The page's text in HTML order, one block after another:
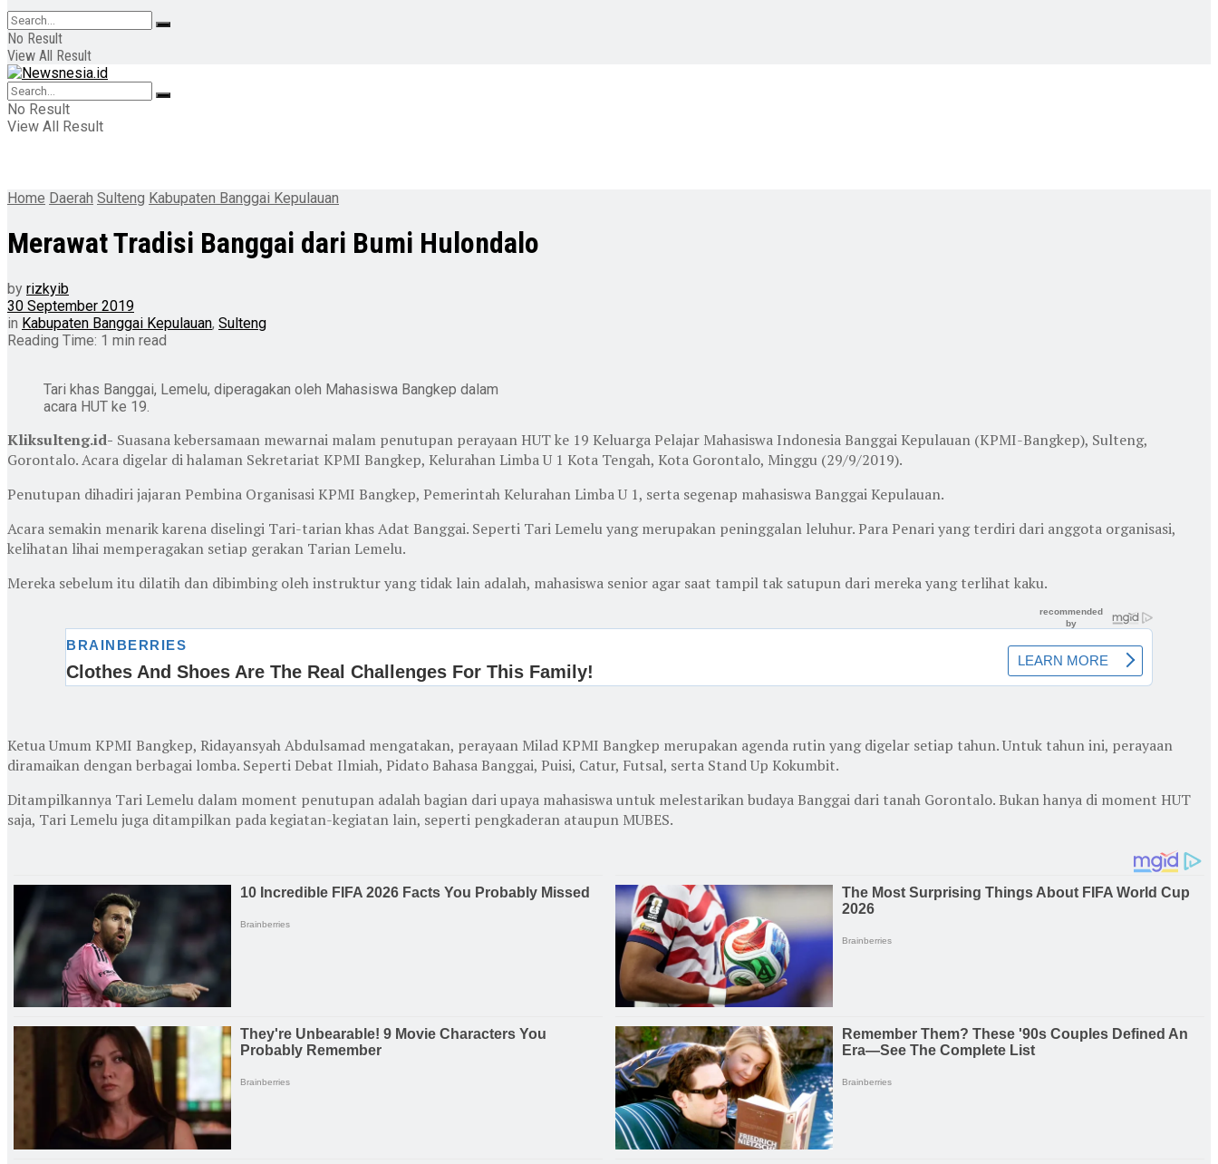
No Result
View All Result
No Result
View All Result
Home Daerah Sulteng Kabupaten Banggai Kepulauan
Merawat Tradisi Banggai dari Bumi Hulondalo
by rizkyib
30 September 2019
in Kabupaten Banggai Kepulauan, Sulteng
Reading Time: 1 min read
Tari khas Banggai, Lemelu, diperagakan oleh Mahasiswa Bangkep dalam
acara HUT ke 19.
Kliksulteng.id- Suasana kebersamaan mewarnai malam penutupan perayaan HUT ke 19 Keluarga Pelajar Mahasiswa Indonesia Banggai Kepulauan (KPMI-Bangkep), Sulteng,
Gorontalo. Acara digelar di halaman Sekretariat KPMI Bangkep, Kelurahan Limba U 1 Kota Tengah, Kota Gorontalo, Minggu (29/9/2019).
Penutupan dihadiri jajaran Pembina Organisasi KPMI Bangkep, Pemerintah Kelurahan Limba U 1, serta segenap mahasiswa Banggai Kepulauan.
Acara semakin menarik karena diselingi Tari-tarian khas Adat Banggai. Seperti Tari Lemelu yang merupakan peninggalan leluhur. Para Penari yang terdiri dari anggota organisasi,
kelihatan lihai memperagakan setiap gerakan Tarian Lemelu.
Mereka sebelum itu dilatih dan dibimbing oleh instruktur yang tidak lain adalah, mahasiswa senior agar saat tampil tak satupun dari mereka yang terlihat kaku.
Ketua Umum KPMI Bangkep, Ridayansyah Abdulsamad mengatakan, perayaan Milad KPMI Bangkep merupakan agenda rutin yang digelar setiap tahun. Untuk tahun ini, perayaan
diramaikan dengan berbagai lomba. Seperti Debat Ilmiah, Pidato Bahasa Banggai, Puisi, Catur, Futsal, serta Stand Up Kokumbit.
Ditampilkannya Tari Lemelu dalam moment penutupan adalah bagian dari upaya mahasiswa untuk melestarikan budaya Banggai dari tanah Gorontalo. Bukan hanya di moment HUT
saja, Tari Lemelu juga ditampilkan pada kegiatan-kegiatan lain, seperti pengkaderan ataupun MUBES.